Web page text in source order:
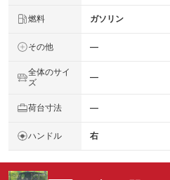
燃料 ガソリン
その他 ―
全体のサイ
ズ
―
荷台寸法 ―
ハンドル 右